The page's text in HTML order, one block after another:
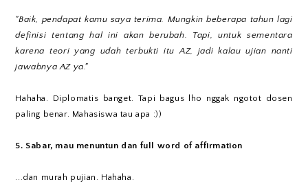
"Baik, pendapat kamu saya terima. Mungkin beberapa tahun lagi
definisi tentang hal ini akan berubah. Tapi, untuk sementara
karena teori yang udah terbukti itu AZ, jadi kalau ujian nanti
jawabnya AZ ya."
Hahaha. Diplomatis banget. Tapi bagus lho nggak ngotot dosen
paling benar. Mahasiswa tau apa :))
5. Sabar, mau menuntun dan full word of affirmation
...dan murah pujian. Hahaha.